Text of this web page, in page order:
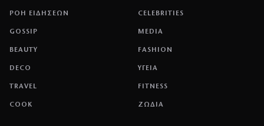
ΡΟΗ ΕΙΔΗΣΕΩΝ CELEBRITIES
GOSSIP MEDIA
BEAUTY FASHION
DECO ΥΓΕΙΑ
TRAVEL FITNESS
COOK ΖΩΔΙΑ